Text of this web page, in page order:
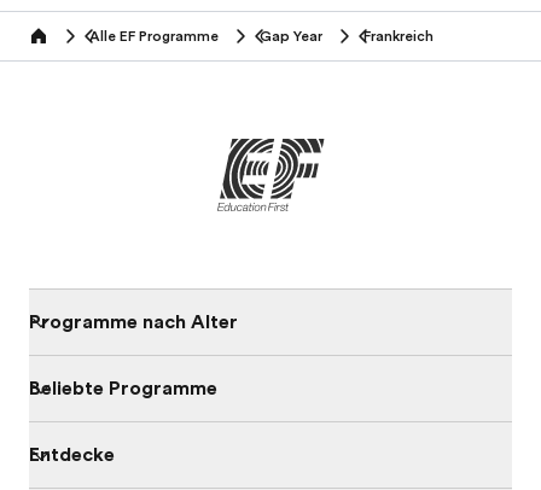
home Alle EF Programme Gap Year Frankreich
Programme nach Alter
Beliebte Programme
Entdecke